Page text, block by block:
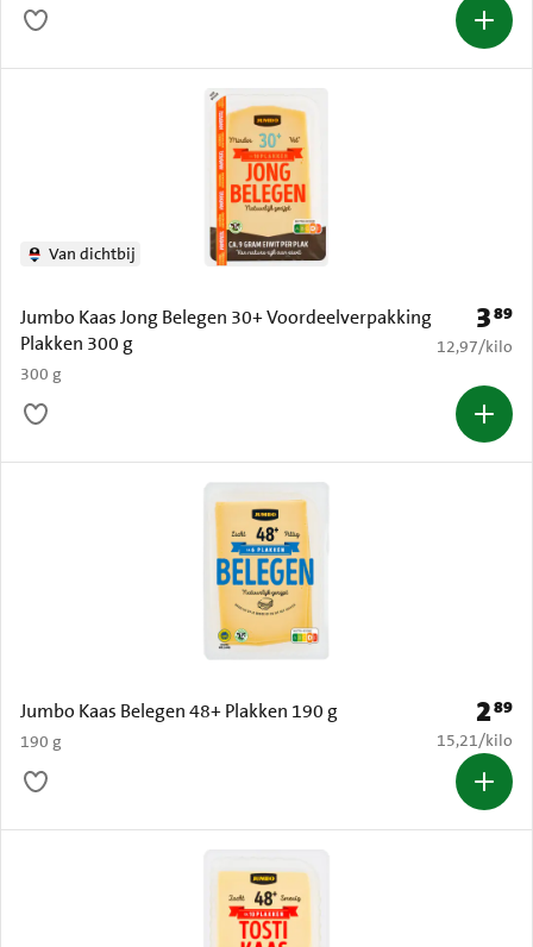
Jumbo Kaas Jong Belegen 30+ Voordeelverpakking
Plakken 300 g
300 g
Van dichtbij
Prijs:
389
€ 12,97 per
12,97/kilo
Jumbo Kaas Belegen 48+ Plakken 190 g
190 g
Prijs:
289
€ 15,21 per
15,21/kilo